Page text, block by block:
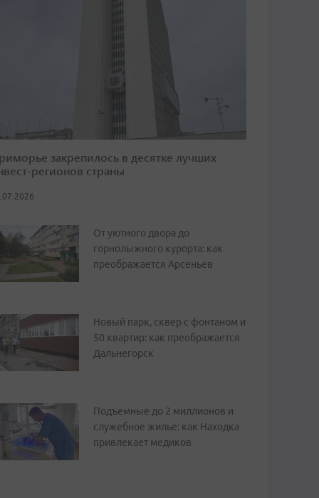
закрепилось в десятке лучших
регионов страны
От уютного двора до
горнолыжного курорта: как
преображается Арсеньев
Новый парк, сквер с фонтаном и
50 квартир: как преображается
Дальнегорск
Подъемные до 2 миллионов и
служебное жилье: как Находка
привлекает медиков